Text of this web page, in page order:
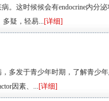
。这时候候会有endocrine内分
多疑，轻易...[详细]
，多发于青少年时期，了解青少
因素、...[详细]